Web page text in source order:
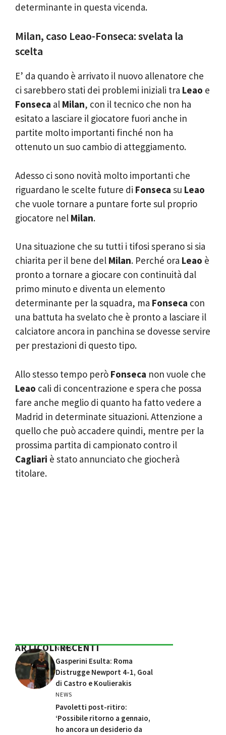
determinante in questa vicenda.
Milan, caso Leao-Fonseca: svelata la
scelta
E’ da quando è arrivato il nuovo allenatore che
ci sarebbero stati dei problemi iniziali tra Leao e
Fonseca al Milan, con il tecnico che non ha
esitato a lasciare il giocatore fuori anche in
partite molto importanti finché non ha
ottenuto un suo cambio di atteggiamento.
Adesso ci sono novità molto importanti che
riguardano le scelte future di Fonseca su Leao
che vuole tornare a puntare forte sul proprio
giocatore nel Milan.
Una situazione che su tutti i tifosi sperano si sia
chiarita per il bene del Milan. Perché ora Leao è
pronto a tornare a giocare con continuità dal
primo minuto e diventa un elemento
determinante per la squadra, ma Fonseca con
una battuta ha svelato che è pronto a lasciare il
calciatore ancora in panchina se dovesse servire
per prestazioni di questo tipo.
Allo stesso tempo però Fonseca non vuole che
Leao cali di concentrazione e spera che possa
fare anche meglio di quanto ha fatto vedere a
Madrid in determinate situazioni. Attenzione a
quello che può accadere quindi, mentre per la
prossima partita di campionato contro il
Cagliari è stato annunciato che giocherà
titolare.
ARTICOLI RECENTI
NEWS
Gasperini Esulta: Roma
Distrugge Newport 4-1, Goal
di Castro e Koulierakis
NEWS
Pavoletti post-ritiro:
‘Possibile ritorno a gennaio,
ho ancora un desiderio da